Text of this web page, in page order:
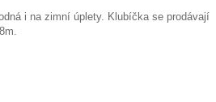
i na zimní úplety. Klubíčka se prodávají